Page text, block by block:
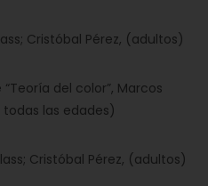
Cristóbal Pérez, (adultos)
del color”, Marcos
las edades)
Cristóbal Pérez, (adultos)